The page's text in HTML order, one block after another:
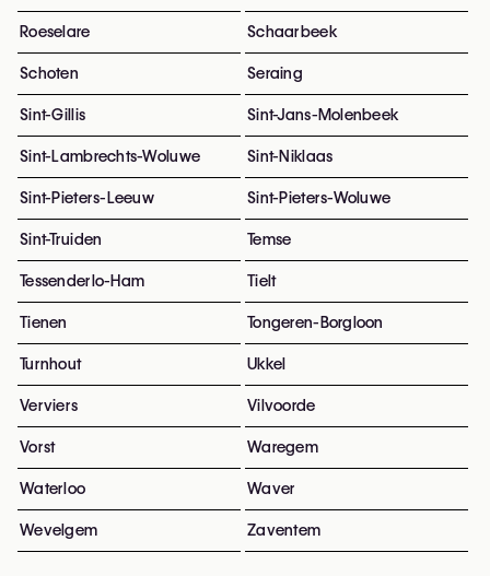
Roeselare Schaarbeek
Schoten Seraing
Sint-Gillis Sint-Jans-Molenbeek
Sint-Lambrechts-Woluwe Sint-Niklaas
Sint-Pieters-Leeuw Sint-Pieters-Woluwe
Sint-Truiden Temse
Tessenderlo-Ham Tielt
Tienen Tongeren-Borgloon
Turnhout Ukkel
Verviers Vilvoorde
Vorst Waregem
Waterloo Waver
Wevelgem Zaventem